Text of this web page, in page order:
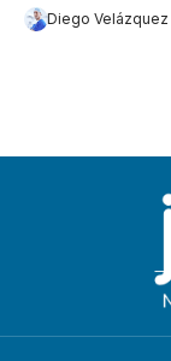
Diego Velázquez